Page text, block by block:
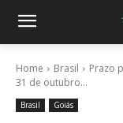
Home Brasil
Prazo
31 de outubro...
Brasil Goiás